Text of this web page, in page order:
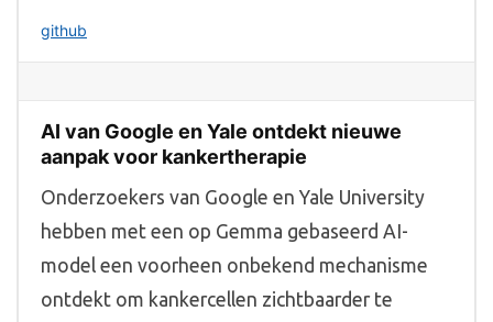
github
AI van Google en Yale ontdekt nieuwe
aanpak voor kankertherapie
Onderzoekers van Google en Yale University
hebben met een op Gemma gebaseerd AI-
model een voorheen onbekend mechanisme
ontdekt om kankercellen zichtbaarder te